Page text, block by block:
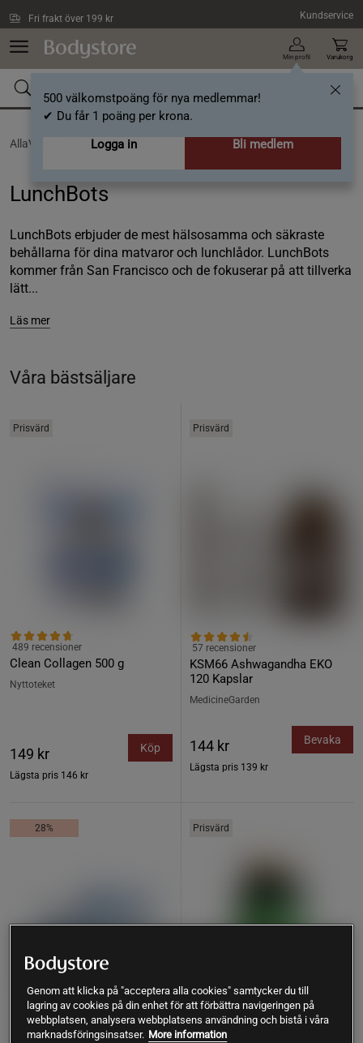
Fri frakt över 199 kr Kundservice
Min profil
500 välkomstpoäng för nya medlemmar!
✔ Du får 1 poäng per krona.
Logga in
Bli medlem
Varukorg
AllaVarumärken /LunchBots
LunchBots
LunchBots erbjuder de mest hälsosamma och säkraste
behållarna för dina matvaror och lunchlådor. LunchBots
kommer från San Francisco och de fokuserar på att tillverka
lätt...
Läs mer
Våra bästsäljare
Prisvärd
Clean Collagen 500 g
489 recensioner
Nyttoteket
149 kr
Lägsta pris 146 kr
Köp
Prisvärd
KSM66 Ashwagandha EKO
120 Kapslar
57 recensioner
MedicineGarden
144 kr
Lägsta pris 139 kr
Bevaka
28% Prisvärd
Genom att klicka på "acceptera alla cookies" samtycker du till
lagring av cookies på din enhet för att förbättra navigeringen på
webbplatsen, analysera webbplatsens användning och bistå i våra
marknadsföringsinsatser. More information